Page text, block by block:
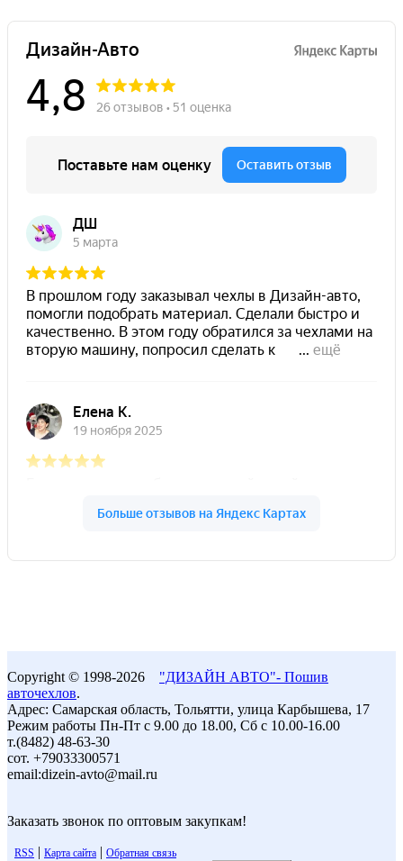
Copyright © 1998-2026 "ДИЗАЙН АВТО"- Пошив
авточехлов.
Адрес: Самарская область, Тольятти, улица Карбышева, 17
Режим работы Пн-Пт с 9.00 до 18.00, Сб с 10.00-16.00
т.(8482) 48-63-30
сот. +79033300571
email:dizein-avto@mail.ru
Заказать звонок по оптовым закупкам!
RSS | Карта сайта | Обратная связь